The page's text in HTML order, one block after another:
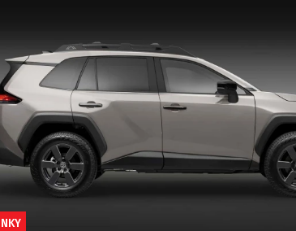
benzínu a dieselu nabídne také plug-in
s dojezdem 120 km čistě na elektřinu.
dorazí letos v říjnu, cena
verze startuje v Německu na 44 600